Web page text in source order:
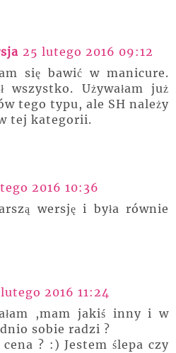
25 lutego 2016 09:12
się bawić w manicure.
wszystko. Używałam już
tego typu, ale SH należy
tej kategorii.
2016 10:36
wersję i była równie
2016 11:24
,mam jakiś inny i w
sobie radzi ?
? :) Jestem ślepa czy